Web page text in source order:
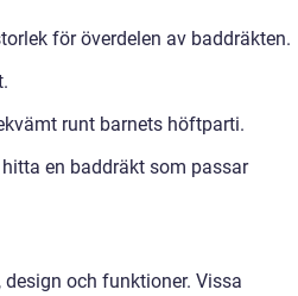
för överdelen av baddräkten.
runt barnets höftparti.
en baddräkt som passar
och funktioner. Vissa